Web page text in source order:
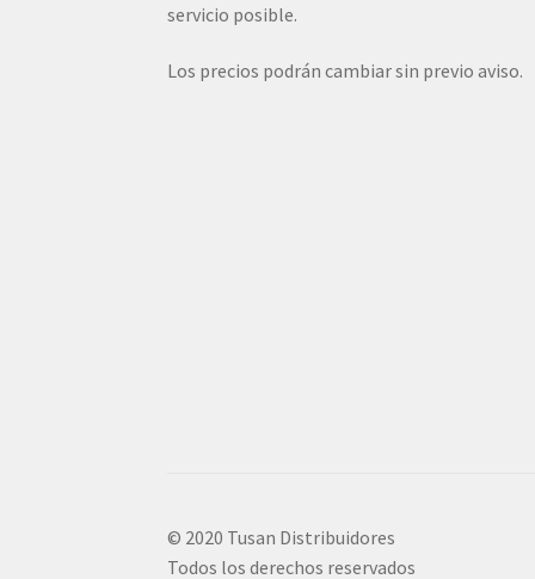
servicio posible.
Los precios podrán cambiar sin previo aviso.
© 2020 Tusan Distribuidores
Todos los derechos reservados